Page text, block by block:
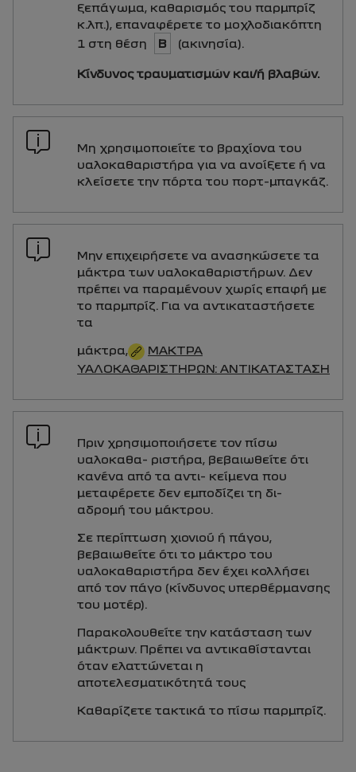
ξεπάγωμα, καθαρισμός του παρμπρίζ
κ.λπ.), επαναφέρετε το μοχλοδιακόπτη
1 στη θέση
B (ακινησία).
Κίνδυνος τραυματισμών και/ή βλαβών.
Μη χρησιμοποιείτε το βραχίονα του
υαλοκαθαριστήρα για να ανοίξετε ή να
κλείσετε την πόρτα του πορτ-μπαγκάζ.
Μην επιχειρήσετε να ανασηκώσετε τα
μάκτρα των υαλοκαθαριστήρων. Δεν
πρέπει να παραμένουν χωρίς επαφή με
το παρμπρίζ. Για να αντικαταστήσετε
τα
μάκτρα,
ΜΆΚΤΡΑ
ΥΑΛΟΚΑΘΑΡΙΣΤΉΡΩΝ: ΑΝΤΙΚΑΤΆΣΤΑΣΗ
Πριν χρησιμοποιήσετε τον πίσω
υαλοκαθα- ριστήρα, βεβαιωθείτε ότι
κανένα από τα αντι- κείμενα που
μεταφέρετε δεν εμποδίζει τη δι-
αδρομή του μάκτρου.
Σε περίπτωση χιονιού ή πάγου,
βεβαιωθείτε ότι το μάκτρο του
υαλοκαθαριστήρα δεν έχει κολλήσει
από τον πάγο (κίνδυνος υπερθέρμανσης
του μοτέρ).
Παρακολουθείτε την κατάσταση των
μάκτρων. Πρέπει να αντικαθίστανται
όταν ελαττώνεται η
αποτελεσματικότητά τους
Καθαρίζετε τακτικά το πίσω παρμπρίζ.